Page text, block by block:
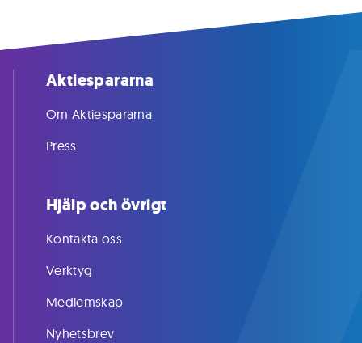
Aktiespararna
Om Aktiespararna
Press
Hjälp och övrigt
Kontakta oss
Verktyg
Medlemskap
Nyhetsbrev